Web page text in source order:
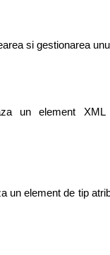
si gestionarea
un element
un element de tip